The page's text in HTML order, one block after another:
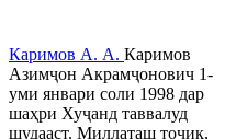
Каримов А. А. Каримов
Азимҷон Акрамҷонович 1-
уми январи соли 1998 дар
шаҳри Хуҷанд таввалуд
шудааст. Миллаташ тоҷик,